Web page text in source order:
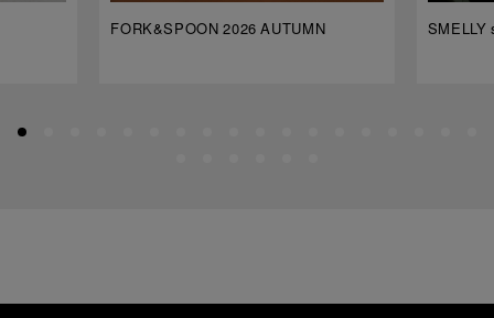
FORK&SPOON 2026 AUTUMN SMELLY